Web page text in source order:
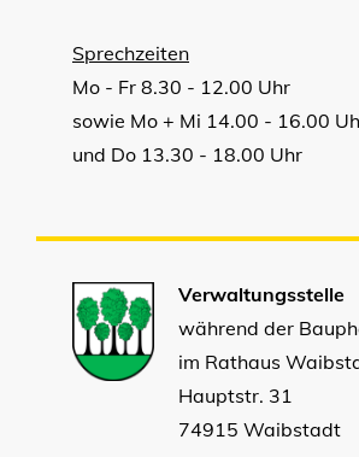
Sprechzeiten
Mo - Fr 8.30 - 12.00 Uhr
sowie Mo + Mi 14.00 - 16.00
und Do 13.30 - 18.00 Uhr
Verwaltungsstelle
während der
im Rathaus
Hauptstr. 31
74915 Waibstadt